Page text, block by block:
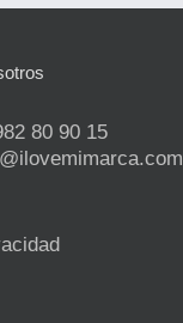
80 90 15